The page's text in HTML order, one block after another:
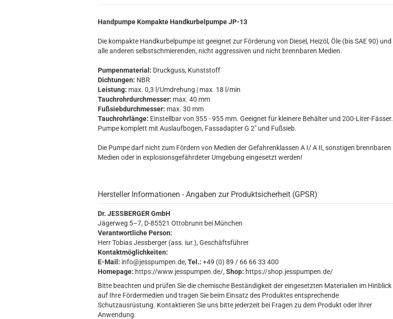
Handpumpe Kompakte Handkurbelpumpe JP-13
Die kompakte Handkurbelpumpe ist geeignet zur Förderung von Diesel, Heizöl, Öle (bis SAE 90) und
alle anderen selbstschmierenden, nicht aggressiven und nicht brennbaren Medien.
Pumpenmaterial: Druckguss, Kunststoff
Dichtungen: NBR
Leistung: max. 0,3 l/Umdrehung | max. 18 l/min
Tauchrohrdurchmesser: max. 40 mm
Fußsiebdurchmesser: max. 30 mm
Tauchrohrlänge: Einstellbar von 355 - 955 mm. Geeignet für kleinere Behälter und 200-Liter-Fässer.
Pumpe komplett mit Auslaufbogen, Fassadapter G 2" und Fußsieb.
Die Pumpe darf nicht zum Fördern von Medien der Gefahrenklassen A I/ A II, sonstigen brennbaren
Medien oder in explosionsgefährdeter Umgebung eingesetzt werden!
Hersteller Informationen - Angaben zur Produktsicherheit (GPSR)
Dr. JESSBERGER GmbH
Jägerweg 5–7, D-85521 Ottobrunn bei München
Verantwortliche Person:
Herr Tobias Jessberger (ass. iur.), Geschäftsführer
Kontaktmöglichkeiten:
E-Mail: info@jesspumpen.de, Tel.: +49 (0) 89 / 66 66 33 400
Homepage: https://www.jesspumpen.de/, Shop: https://shop.jesspumpen.de/
Bitte beachten und prüfen Sie die chemische Beständigkeit der eingesetzten Materialien im Hinblick
auf Ihre Fördermedien und tragen Sie beim Einsatz des Produktes entsprechende
Schutzausrüstung. Kontaktieren Sie uns bitte jederzeit bei Fragen zu dem Produkt oder Ihrer
Anwendung.